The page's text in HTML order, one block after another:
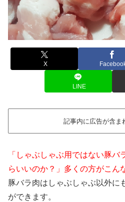
X
LINE
記事内に広告が含ま
「しゃぶしゃぶ用ではない豚バ
らいいのか？」多くの方がこん
豚バラ肉はしゃぶしゃぶ以外に
ができます。